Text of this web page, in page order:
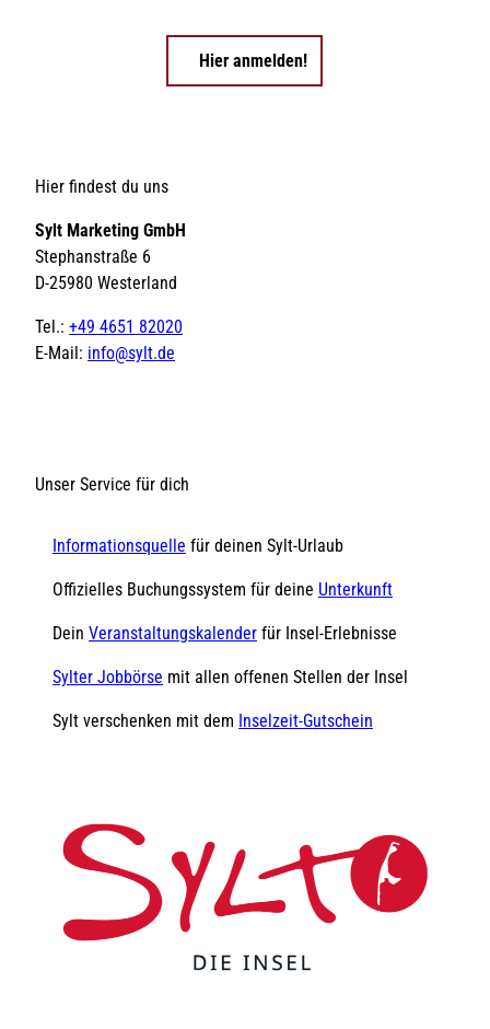
Hier anmelden!
Hier findest du uns
Sylt Marketing GmbH
Stephanstraße 6
D-25980 Westerland
Tel.: +49 4651 82020
E-Mail: info@sylt.de
Unser Service für dich
Informationsquelle für deinen Sylt-Urlaub
Offizielles Buchungssystem für deine Unterkunft
Dein Veranstaltungskalender für Insel-Erlebnisse
Sylter Jobbörse mit allen offenen Stellen der Insel
Sylt verschenken mit dem Inselzeit-Gutschein